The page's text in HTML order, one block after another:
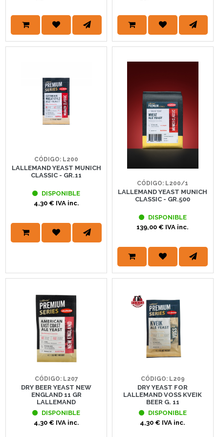
CÓDIGO: L200
LALLEMAND YEAST MUNICH
CLASSIC - GR.11
DISPONIBLE
4,30 € IVA inc.
CÓDIGO: L200/1
LALLEMAND YEAST MUNICH
CLASSIC - GR.500
DISPONIBLE
139,00 € IVA inc.
CÓDIGO: L207
DRY BEER YEAST NEW
ENGLAND 11 GR
LALLEMAND
DISPONIBLE
4,30 € IVA inc.
CÓDIGO: L209
DRY YEAST FOR
LALLEMAND VOSS KVEIK
BEER G. 11
DISPONIBLE
4,30 € IVA inc.